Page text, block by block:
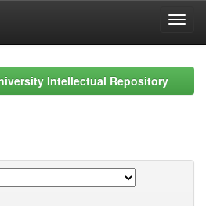
Intellectual Repository